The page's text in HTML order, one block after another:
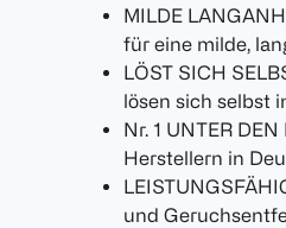
MILDE
für eine milde,
LÖST SICH
lösen sich selbst
Nr. 1 UNTER
Herstellern in
und